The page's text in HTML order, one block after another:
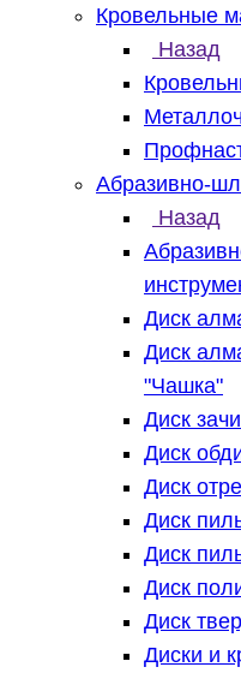
Кровельные
Назад
Абразивно-
Назад
Диск
Диск
"Чашка"
Диск
Диск
Диск
Диск
Диск
Диск
Диск
Диски и